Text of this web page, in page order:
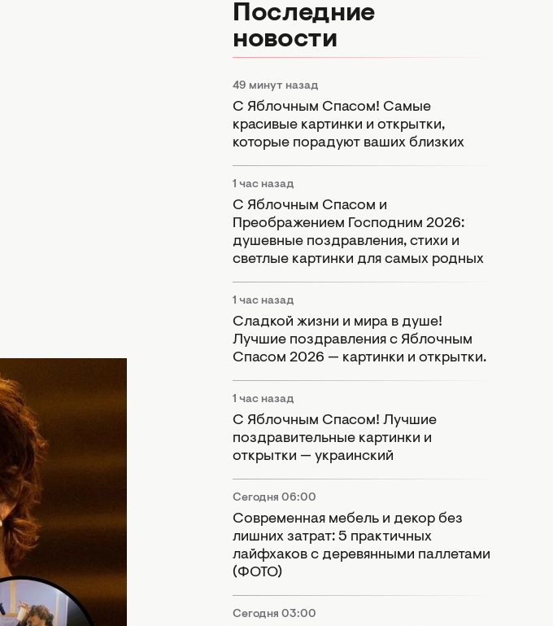
положительные
украинки даже
создалапост
Последние
новости
49 минут назад
С Яблочным Спасом! Самые
красивые картинки и открытки,
которые порадуют ваших близких
1 час назад
С Яблочным Спасом и
Преображением Господним 2026:
душевные поздравления, стихи и
светлые картинки для самых родных
1 час назад
Сладкой жизни и мира в душе!
Лучшие поздравления с Яблочным
Спасом 2026 — картинки и открытки.
1 час назад
С Яблочным Спасом! Лучшие
поздравительные картинки и
открытки — украинский
Сегодня 06:00
Современная мебель и декор без
лишних затрат: 5 практичных
лайфхаков с деревянными паллетами
(ФОТО)
Сегодня 03:00